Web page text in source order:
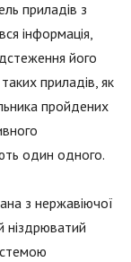
приладів з
інформація,
його
приладів, як
пройдених
один одного.
з нержавіючої
ніздрюватий